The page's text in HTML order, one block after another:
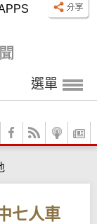
選單
七人車